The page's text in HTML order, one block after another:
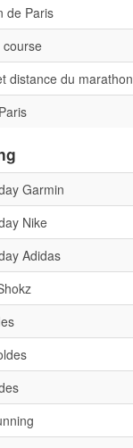
de Paris
course
distance du marathon
Garmin
Nike
Adidas